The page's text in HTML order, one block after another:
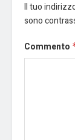
Il tuo
sono
Commento